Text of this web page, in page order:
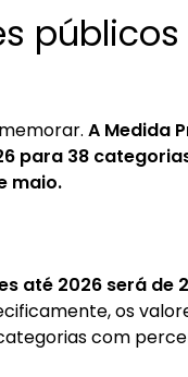
brasileiros
A Medida
para 38
maio.
até 2026 será de
os
com